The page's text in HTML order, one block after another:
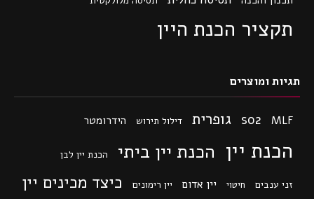
תקציר הכנת היין
תגיות ומוצרים
MLF
so2 גופרית דילול תירוש הידרומטר
הכנת יין הכנת יין ביתי הכנת יין לבן
זני ענבים חיטוי יין אדום יין רימונים כיצד מכינים יין